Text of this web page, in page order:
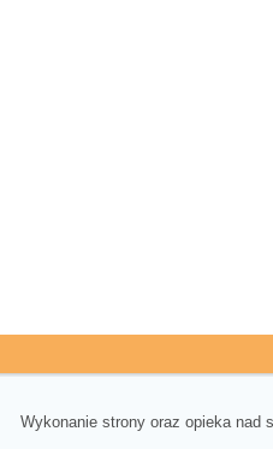
Wykonanie strony oraz opieka nad